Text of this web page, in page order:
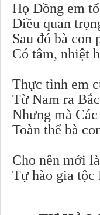
Họ Đồng em
Điều quan
Sau đó bà con
Có tâm, nhiệt
Thực tình em
Từ Nam ra
Nhưng mà
Toàn thể bà
Cho nên mới
Tự hào gia